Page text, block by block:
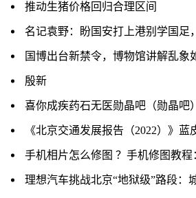
推动生猪价格回归合理区间
殷新
喜你成疾药石无医勋晶吧（勋晶吧）